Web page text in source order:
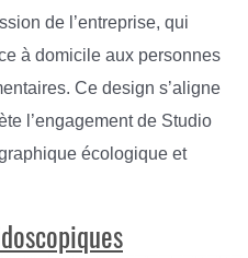
de l’entreprise, qui
à domicile aux personnes
Ce design s’aligne
l’engagement de Studio
écologique et